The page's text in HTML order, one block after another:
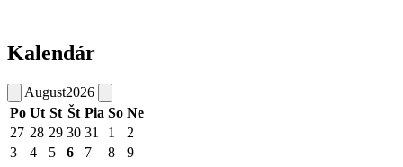
Kalendár
August2026
Po Ut St Št Pia So Ne
27 28 29 30 31 1
2
3
4 5 6 7 8
9